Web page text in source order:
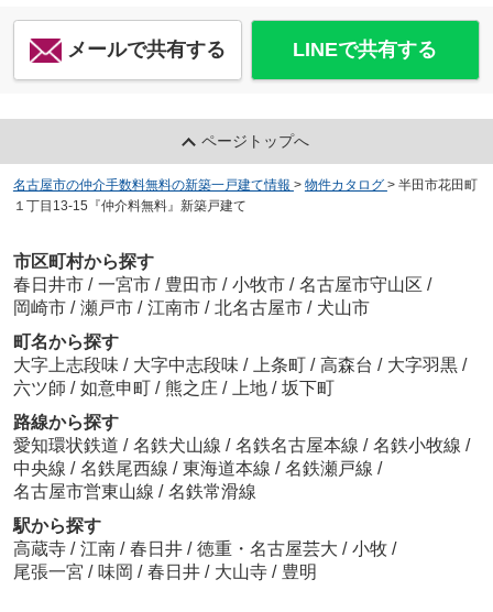
メールで共有する LINEで共有する
ページトップへ
名古屋市の仲介手数料無料の新築一戸建て情報 > 物件カタログ > 半田市花田町
１丁目13-15『仲介料無料』新築戸建て
市区町村から探す
春日井市 / 一宮市 / 豊田市 / 小牧市 / 名古屋市守山区 /
岡崎市 / 瀬戸市 / 江南市 / 北名古屋市 / 犬山市
町名から探す
大字上志段味 / 大字中志段味 / 上条町 / 高森台 / 大字羽黒 /
六ツ師 / 如意申町 / 熊之庄 / 上地 / 坂下町
路線から探す
愛知環状鉄道 / 名鉄犬山線 / 名鉄名古屋本線 / 名鉄小牧線 /
中央線 / 名鉄尾西線 / 東海道本線 / 名鉄瀬戸線 /
名古屋市営東山線 / 名鉄常滑線
駅から探す
高蔵寺 / 江南 / 春日井 / 徳重・名古屋芸大 / 小牧 /
尾張一宮 / 味岡 / 春日井 / 大山寺 / 豊明